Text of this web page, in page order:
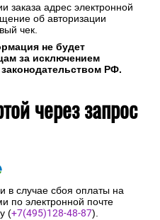
заказа адрес электронной
об авторизации
чек.
не будет
за исключением
РФ.
через запрос
в случае сбоя оплаты на
по электронной почте
(+7(495)128-48-87).